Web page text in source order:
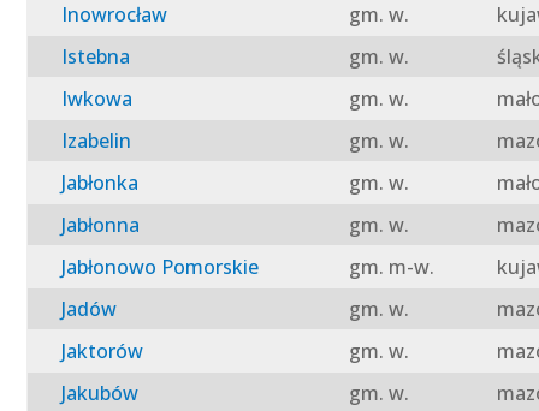
Inowrocław
gm. w.
Istebna
gm. w.
Iwkowa
gm. w.
Izabelin
gm. w.
Jabłonka
gm. w.
Jabłonna
gm. w.
Jabłonowo Pomorskie
gm. m-w.
Jadów
gm. w.
Jaktorów
gm. w.
Jakubów
gm. w.